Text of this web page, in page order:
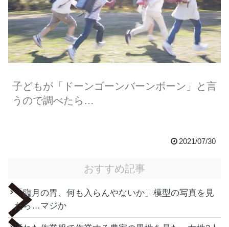
子どもが「ドーンゴーンバーンボーン」と言
うので調べたら…
2021/07/30
おすすめ記事
「臨月の胃、何も入らんやないか」模型の写真を見
たら…マジか